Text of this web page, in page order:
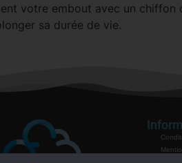
votre embout avec un
sa durée de vie.